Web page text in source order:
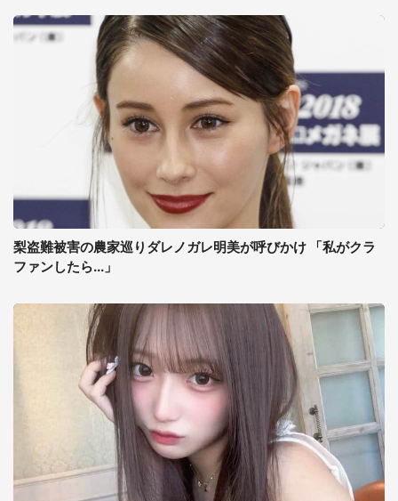
梨盗難被害の農家巡りダレノガレ明美が呼びかけ 「私がクラ
ファンしたら...」